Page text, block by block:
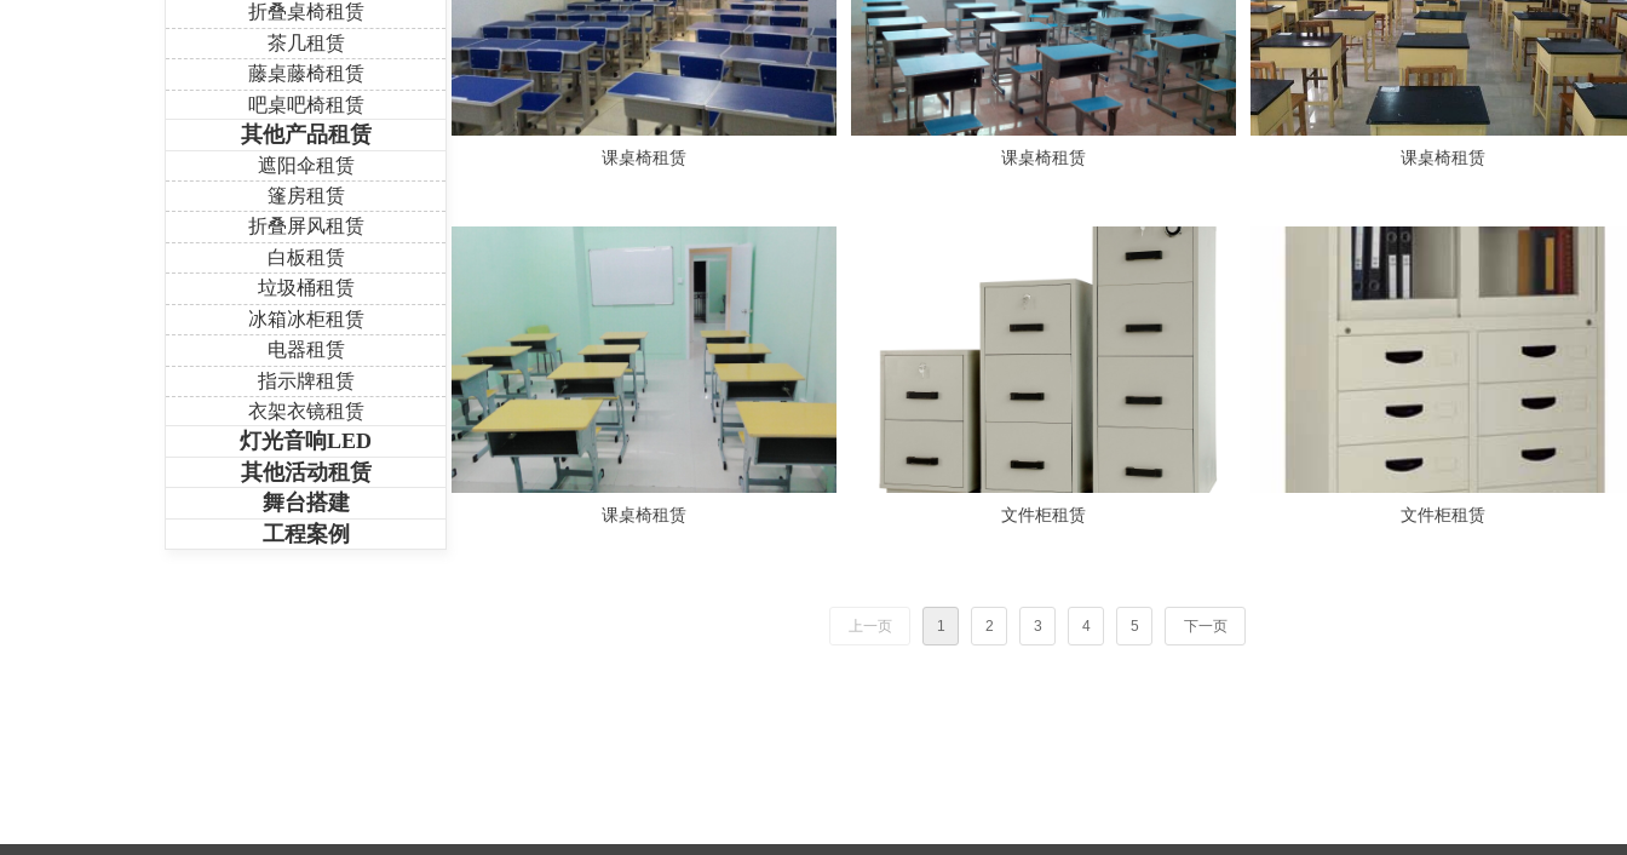
课桌椅租赁 课桌椅租赁 课桌椅租赁
课桌椅租赁 文件柜租赁 文件柜租赁
上一页 1 2 3 4 5 下一页
折叠桌椅租赁
茶几租赁
藤桌藤椅租赁
吧桌吧椅租赁
其他产品租赁
遮阳伞租赁
篷房租赁
折叠屏风租赁
白板租赁
垃圾桶租赁
冰箱冰柜租赁
电器租赁
指示牌租赁
衣架衣镜租赁
灯光音响LED
其他活动租赁
舞台搭建
工程案例